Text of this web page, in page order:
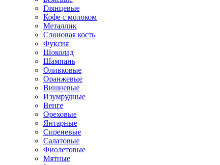
Глянцевые
Кофе с молоком
Металлик
Слоновая кость
Фуксия
Шоколад
Шампань
Оливковые
Оранжевые
Вишневые
Изумрудные
Венге
Ореховые
Янтарные
Сиреневые
Салатовые
Фиолетовые
Мятные